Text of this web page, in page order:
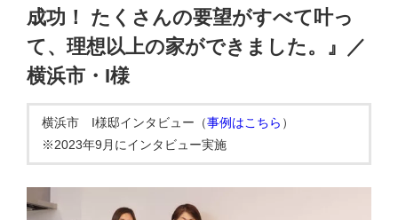
成功！ たくさんの要望がすべて叶っ
て、理想以上の家ができました。』／
横浜市・I様
横浜市 I様邸インタビュー（事例はこちら ）
※2023年9月にインタビュー実施